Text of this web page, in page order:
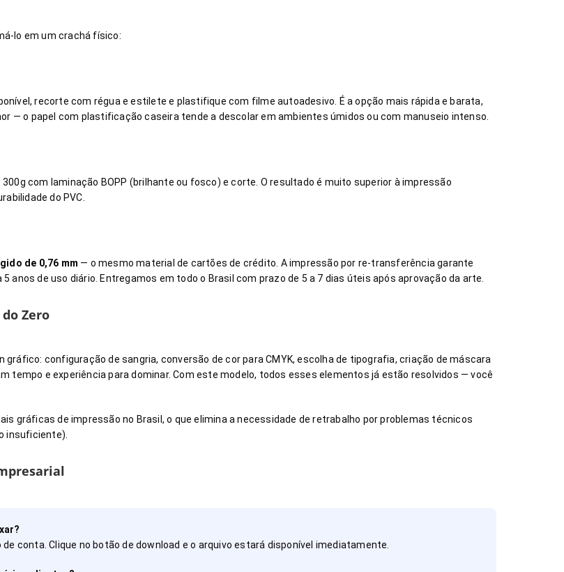
lo em um crachá físico:
recorte com régua e estilete e plastifique com filme autoadesivo. É a opção mais rápida e barata,
— o papel com plastificação caseira tende a descolar em ambientes úmidos ou com manuseio intenso.
com laminação BOPP (brilhante ou fosco) e corte. O resultado é muito superior à impressão
do PVC.
de 0,76 mm — o mesmo material de cartões de crédito. A impressão por re-transferência garante
anos de uso diário. Entregamos em todo o Brasil com prazo de 5 a 7 dias úteis após aprovação da arte.
Zero
configuração de sangria, conversão de cor para CMYK, escolha de tipografia, criação de máscara
tempo e experiência para dominar. Com este modelo, todos esses elementos já estão resolvidos — você
gráficas de impressão no Brasil, o que elimina a necessidade de retrabalho por problemas técnicos
insuficiente).
conta. Clique no botão de download e o arquivo estará disponível imediatamente.